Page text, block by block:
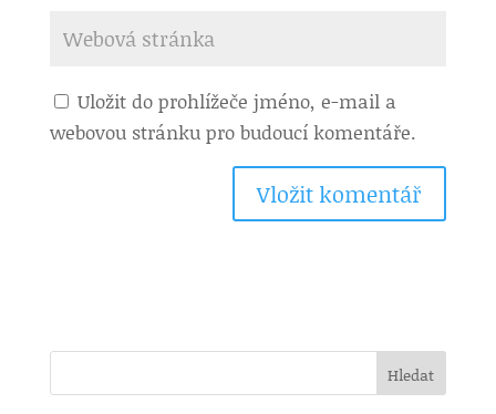
Uložit do prohlížeče jméno, e-mail a
webovou stránku pro budoucí komentáře.